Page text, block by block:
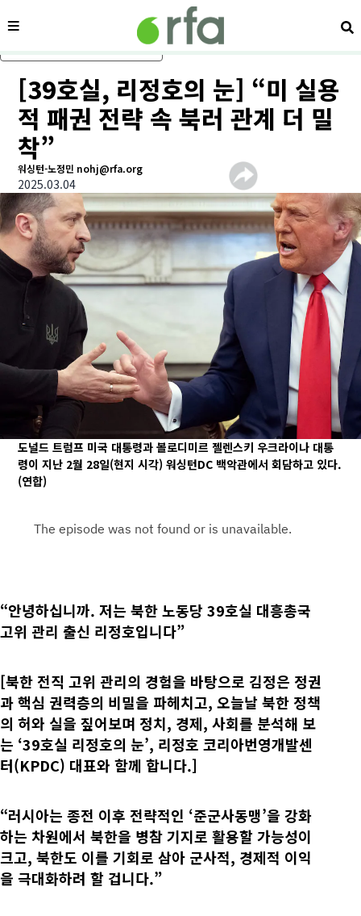
메인 콘텐츠로 건너뛰기
메뉴 검
[39호실, 리정호의 눈] “미 실용
적 패권 전략 속 북러 관계 더 밀
착”
워싱턴-노정민 nohj@rfa.org
2025.03.04
도널드 트럼프 미국 대통령과 볼로디미르 젤렌스키 우크라이나 대통
령이 지난 2월 28일(현지 시각) 워싱턴DC 백악관에서 회담하고 있다.
(연합)
“안녕하십니까. 저는 북한 노동당 39호실 대흥총국
고위 관리 출신 리정호입니다”
[북한 전직 고위 관리의 경험을 바탕으로 김정은 정권
과 핵심 권력층의 비밀을 파헤치고, 오늘날 북한 정책
의 허와 실을 짚어보며 정치, 경제, 사회를 분석해 보
는 ‘39호실 리정호의 눈’, 리정호 코리아번영개발센
터(KPDC) 대표와 함께 합니다.]
“러시아는 종전 이후 전략적인 ‘준군사동맹’을 강화
하는 차원에서 북한을 병참 기지로 활용할 가능성이
크고, 북한도 이를 기회로 삼아 군사적, 경제적 이익
을 극대화하려 할 겁니다.”